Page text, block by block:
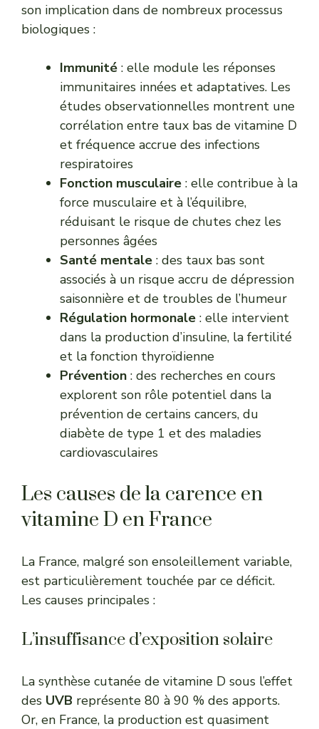
son implication dans de nombreux processus
biologiques :
Immunité : elle module les réponses
immunitaires innées et adaptatives. Les
études observationnelles montrent une
corrélation entre taux bas de vitamine D
et fréquence accrue des infections
respiratoires
Fonction musculaire : elle contribue à la
force musculaire et à l’équilibre,
réduisant le risque de chutes chez les
personnes âgées
Santé mentale : des taux bas sont
associés à un risque accru de dépression
saisonnière et de troubles de l’humeur
Régulation hormonale : elle intervient
dans la production d’insuline, la fertilité
et la fonction thyroïdienne
Prévention : des recherches en cours
explorent son rôle potentiel dans la
prévention de certains cancers, du
diabète de type 1 et des maladies
cardiovasculaires
Les causes de la carence en
vitamine D en France
La France, malgré son ensoleillement variable,
est particulièrement touchée par ce déficit.
Les causes principales :
L’insuffisance d’exposition solaire
La synthèse cutanée de vitamine D sous l’effet
des UVB représente 80 à 90 % des apports.
Or, en France, la production est quasiment